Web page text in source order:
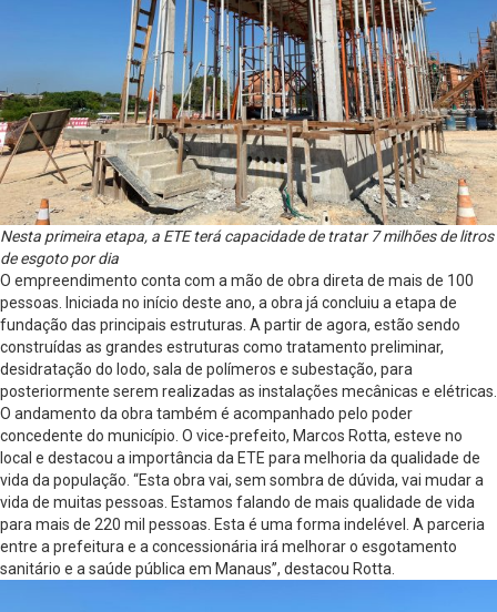
Nesta primeira etapa, a ETE terá capacidade de tratar 7 milhões de litros
de esgoto por dia
O empreendimento conta com a mão de obra direta de mais de 100
pessoas. Iniciada no início deste ano, a obra já concluiu a etapa de
fundação das principais estruturas. A partir de agora, estão sendo
construídas as grandes estruturas como tratamento preliminar,
desidratação do lodo, sala de polímeros e subestação, para
posteriormente serem realizadas as instalações mecânicas e elétricas.
O andamento da obra também é acompanhado pelo poder
concedente do município. O vice-prefeito, Marcos Rotta, esteve no
local e destacou a importância da ETE para melhoria da qualidade de
vida da população. “Esta obra vai, sem sombra de dúvida, vai mudar a
vida de muitas pessoas. Estamos falando de mais qualidade de vida
para mais de 220 mil pessoas. Esta é uma forma indelével. A parceria
entre a prefeitura e a concessionária irá melhorar o esgotamento
sanitário e a saúde pública em Manaus”, destacou Rotta.